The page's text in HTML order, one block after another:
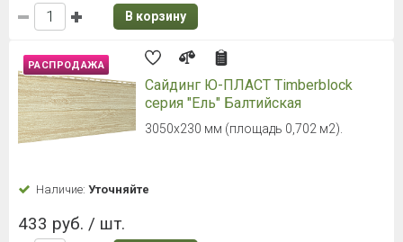
В корзину
РАСПРОДАЖА
Сайдинг Ю-ПЛАСТ Timberblock
серия "Ель" Балтийская
3050х230 мм (площадь 0,702 м2).
Наличие: Уточняйте
433 руб. / шт.